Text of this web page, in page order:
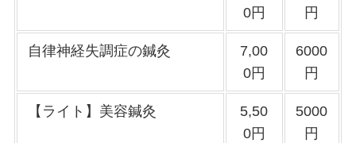
0円
円
自律神経失調症の鍼灸
7,00
0円
6000
円
【ライト】美容鍼灸
5,50
0円
5000
円